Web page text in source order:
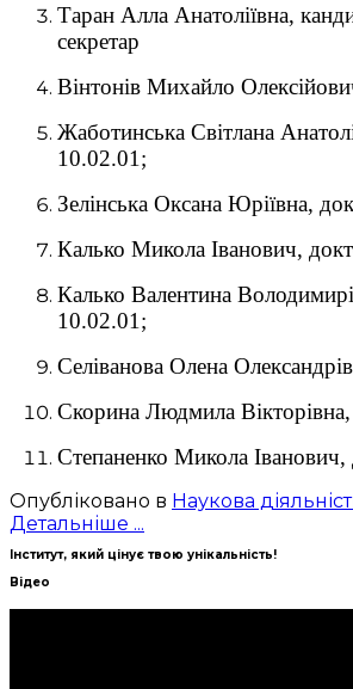
Таран Алла Анатоліївна,
секретар
Вінтонів Михайло
Жаботинська Світлана
10.02.01;
Зелінська Оксана Юріївна,
Калько Микола Іванович,
Калько Валентина
10.02.01;
Селіванова Олена
Скорина Людмила
Степаненко Микола
Опубліковано в Наукова
Детальніше ...
Інститут, який цінує твою унікальність!
Відео